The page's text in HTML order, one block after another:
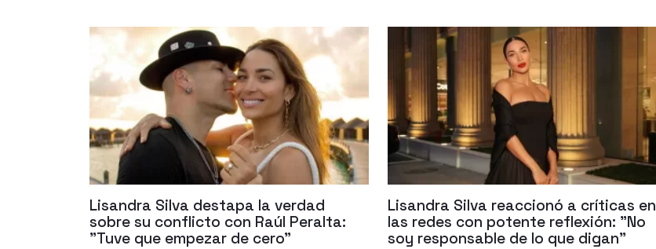
Lisandra Silva destapa la verdad
sobre su conflicto con Raúl Peralta:
"Tuve que empezar de cero"
Lisandra Silva reaccionó a críticas en
las redes con potente reflexión: "No
soy responsable de lo que digan"